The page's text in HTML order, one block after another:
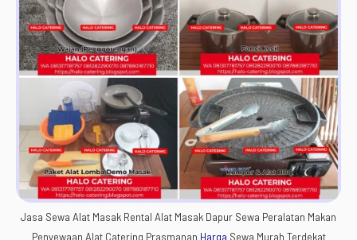
Jasa Sewa Alat Masak Rental Alat Masak Dapur Sewa Peralatan Makan
Penyewaan Alat Catering Prasmanan Harga Sewa Murah Terdekat